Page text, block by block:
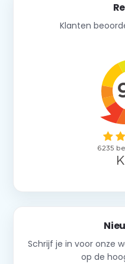
Klanten
Schrijf je in voor onze
op de